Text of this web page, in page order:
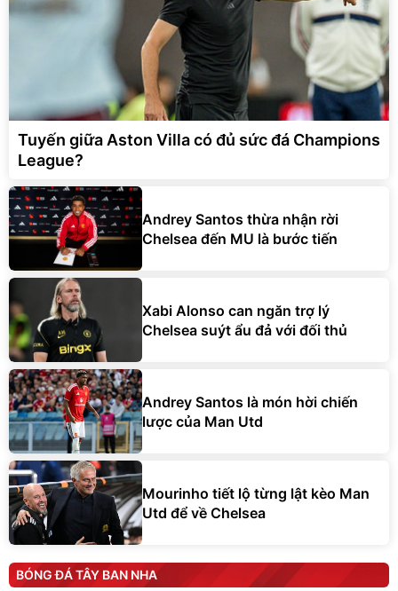
Tuyến giữa Aston Villa có đủ sức đá Champions
League?
Andrey Santos thừa nhận rời
Chelsea đến MU là bước tiến
Xabi Alonso can ngăn trợ lý
Chelsea suýt ẩu đả với đối thủ
Andrey Santos là món hời chiến
lược của Man Utd
Mourinho tiết lộ từng lật kèo Man
Utd để về Chelsea
BÓNG ĐÁ TÂY BAN NHA